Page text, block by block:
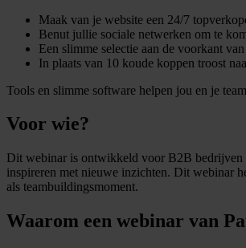
Maak van je website een 24/7
Benut jullie sociale netwerken om te
Een slimme selectie aan de voorkant
In plaats van 10 koude koppen troost
Tools en slimme software helpen jou en je
Voor wie?
Dit webinar is ontwikkeld voor B2B bedrijven
inspireren met nieuwe inzichten. Dit webinar
als teambuildingsmoment.
Waarom een webinar van